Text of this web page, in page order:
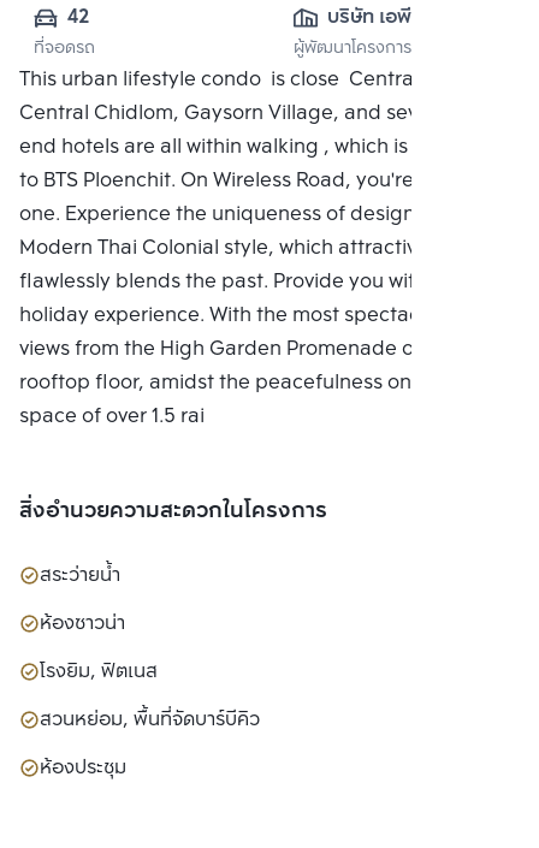
42
ที่จอดรถ
บริษัท เอพี เอ็มอี 2
จำกัด
ผู้พัฒนาโครงการ
This urban lifestyle condo is close Central Embassy,
Central Chidlom, Gaysorn Village, and several high-
end hotels are all within walking , which is adjacent
to BTS Ploenchit. On Wireless Road, you're the only
one. Experience the uniqueness of design with the
Modern Thai Colonial style, which attractively and
flawlessly blends the past. Provide you with a unique
holiday experience. With the most spectacular city
views from the High Garden Promenade on the
rooftop floor, amidst the peacefulness on a green
space of over 1.5 rai
สิ่งอำนวยความสะดวกในโครงการ
สระว่ายน้ำ
ห้องซาวน่า
โรงยิม, ฟิตเนส
สวนหย่อม, พื้นที่จัดบาร์บีคิว
ห้องประชุม